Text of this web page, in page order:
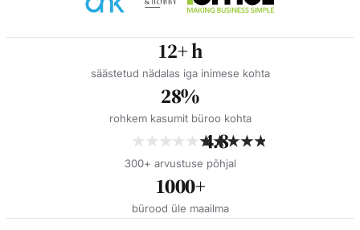
12+h
säästetud nädalas iga inimese kohta
28%
rohkem kasumit büroo kohta
★★★★★★★★★★
4.8
300+ arvustuse põhjal
1000+
bürood üle maailma